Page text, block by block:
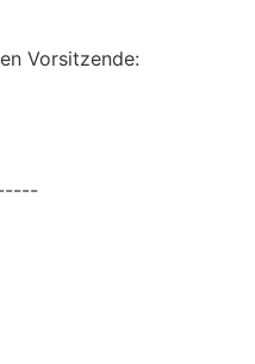
Vorsitzende: